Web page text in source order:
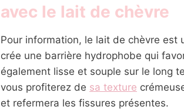
avec le lait de chèvre
Pour information, le lait de chèvre est
crée une barrière hydrophobe qui
également lisse et souple sur le long
vous profiterez de sa texture
et refermera les fissures présentes.